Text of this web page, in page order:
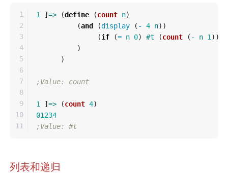
1
2
3
4
5
6
7
8
9
10
1 ]=> (define (count n)
(and (display ( - 4 n))
(if (= n 0) #t (count ( - n 1 )))
)
)
;Value: count
1 ]=> (count 4)
01234
;Value: #t
列表和递归